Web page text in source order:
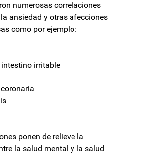
numerosas correlaciones
ansiedad y otras afecciones
como por ejemplo:
irritable
ponen de relieve la
la salud mental y la salud